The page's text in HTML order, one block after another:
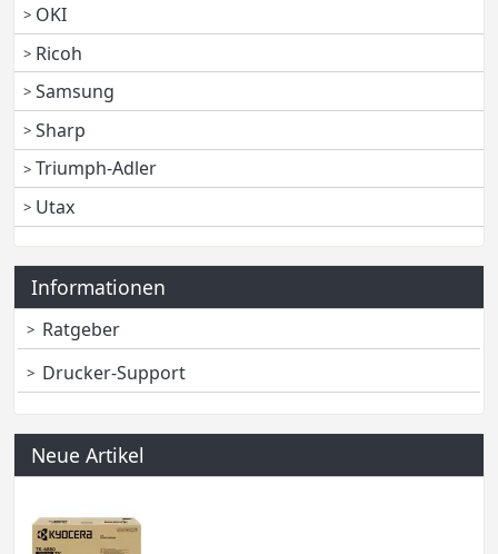
OKI
Ricoh
Samsung
Sharp
Triumph-Adler
Utax
Informationen
Ratgeber
Drucker-Support
Neue Artikel